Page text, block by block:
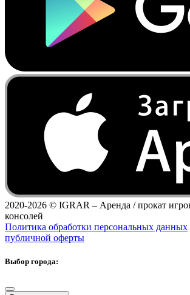
2020-2026 © IGRAR – Аренда / прокат
консолей
Политика обработки персональных данных
публичной оферты
Выбор города: